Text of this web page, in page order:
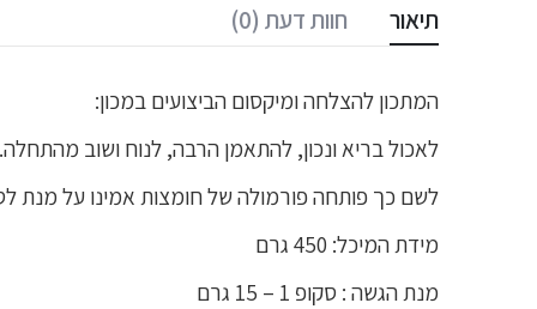
תיאור חוות דעת (0)
המתכון להצלחה ומיקסום הביצועים במכון:
לאכול בריא ונכון, להתאמן הרבה, לנוח ושוב
לשם כך פותחה פורמולה של חומצות אמינו על מנת
מידת המיכל: 450 גרם
מנת הגשה : סקופ 1 – 15 גרם